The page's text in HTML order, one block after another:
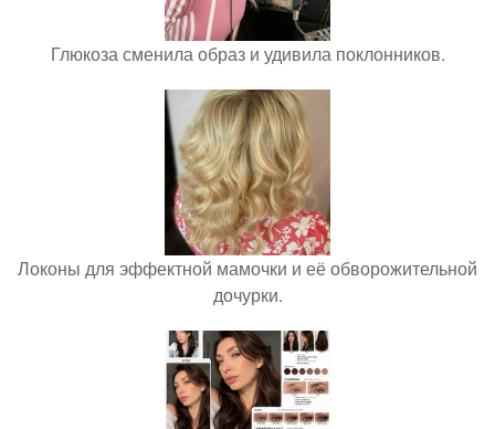
Глюкоза сменила образ и удивила поклонников.
Локоны для эффектной мамочки и её обворожительной
дочурки.